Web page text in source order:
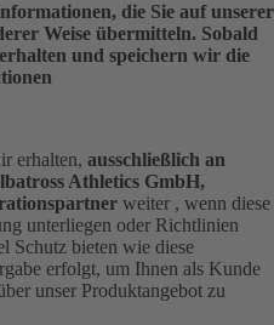
die Sie auf unserer
Weise übermitteln. Sobald
und speichern wir die
erhalten,ausschließlich an
Athletics GmbH,
weiter , wenn diese
unterliegen oder Richtlinien
Schutz bieten wie diese
erfolgt, um Ihnen als Kunde
unser Produktangebot zu